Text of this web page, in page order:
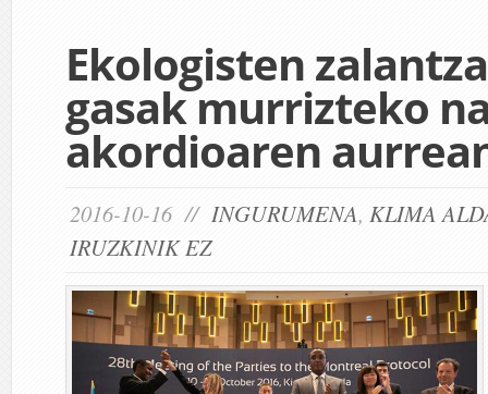
Ekologisten
gasak murrizteko
akordioaren
2016-10-16 // INGURUMENA, KLIMA
IRUZKINIK EZ